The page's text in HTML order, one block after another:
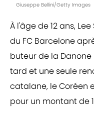
Giuseppe Bellini/Getty Images
À l'âge de 12 ans,
du FC Barcelone
buteur de la Danone
tard et une seule
catalane, le Coréen
pour un montant de